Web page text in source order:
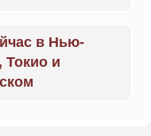
в Нью-
Токио и